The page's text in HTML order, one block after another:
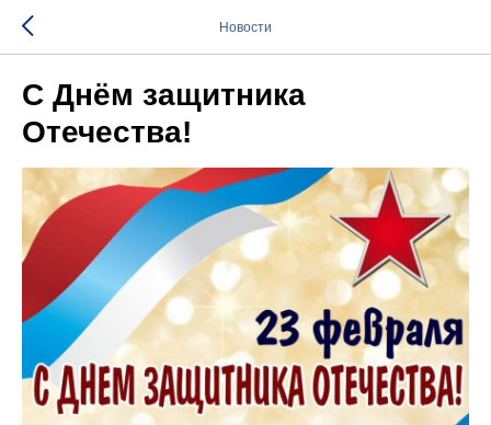
Новости
С Днём защитника
Отечества!